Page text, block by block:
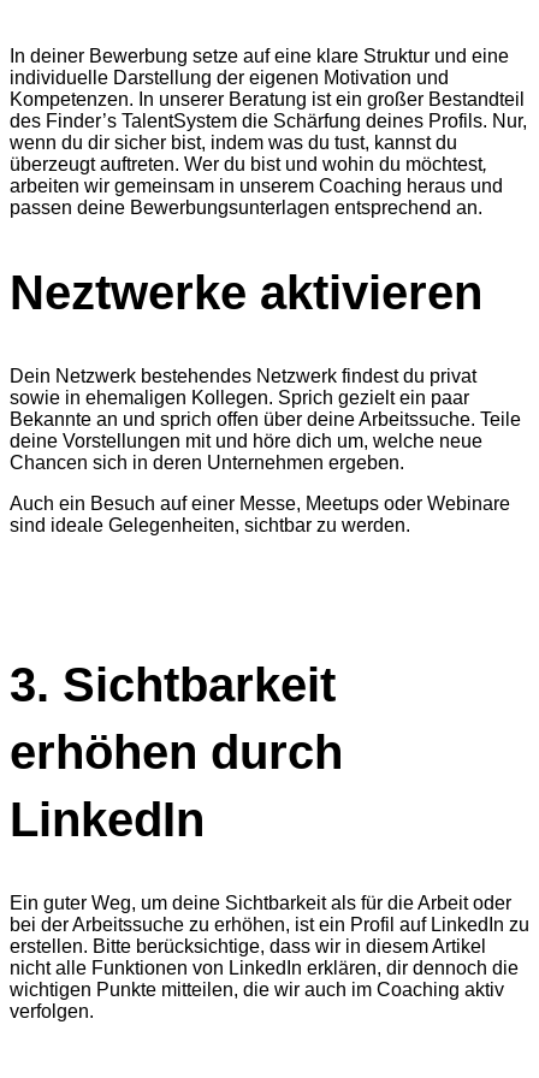
In deiner Bewerbung setze auf eine klare Struktur und eine
individuelle Darstellung der eigenen Motivation und
Kompetenzen. In unserer Beratung ist ein großer Bestandteil
des Finder’s TalentSystem die Schärfung deines Profils. Nur,
wenn du dir sicher bist, indem was du tust, kannst du
überzeugt auftreten. Wer du bist und wohin du möchtest,
arbeiten wir gemeinsam in unserem Coaching heraus und
passen deine Bewerbungsunterlagen entsprechend an.
Neztwerke aktivieren
Dein Netzwerk bestehendes Netzwerk findest du privat
sowie in ehemaligen Kollegen. Sprich gezielt ein paar
Bekannte an und sprich offen über deine Arbeitssuche. Teile
deine Vorstellungen mit und höre dich um, welche neue
Chancen sich in deren Unternehmen ergeben.
Auch ein Besuch auf einer Messe, Meetups oder Webinare
sind ideale Gelegenheiten, sichtbar zu werden.
3. Sichtbarkeit
erhöhen durch
LinkedIn
Ein guter Weg, um deine Sichtbarkeit als für die Arbeit oder
bei der Arbeitssuche zu erhöhen, ist ein Profil auf LinkedIn zu
erstellen. Bitte berücksichtige, dass wir in diesem Artikel
nicht alle Funktionen von LinkedIn erklären, dir dennoch die
wichtigen Punkte mitteilen, die wir auch im Coaching aktiv
verfolgen.